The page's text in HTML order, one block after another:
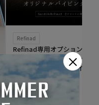
Refinad
Refinad専用オプション ブ
イドロープ 手編み パイピン
グ 編込みロープデザイン
×